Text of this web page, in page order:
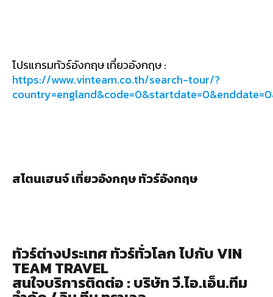
โปรแกรมทัวร์อังกฤษ เที่ยวอังกฤษ :
https://www.vinteam.co.th/search-tour/?
สโตนเฮนจ์ เที่ยวอังกฤษ ทัวร์อังกฤษ
ทัวร์ต่างประเทศ ทัวร์ทั่วโลก ไปกับ VIN
TEAM TRAVEL
สนใจบริการติดต่อ : บริษัท วี.ไอ.เอ็น.ทีม